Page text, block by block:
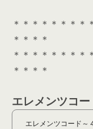
＊＊＊＊＊＊＊＊
＊＊＊＊
＊＊＊＊＊＊＊＊
＊＊＊＊
エレメンツコ
エレメンツコード～